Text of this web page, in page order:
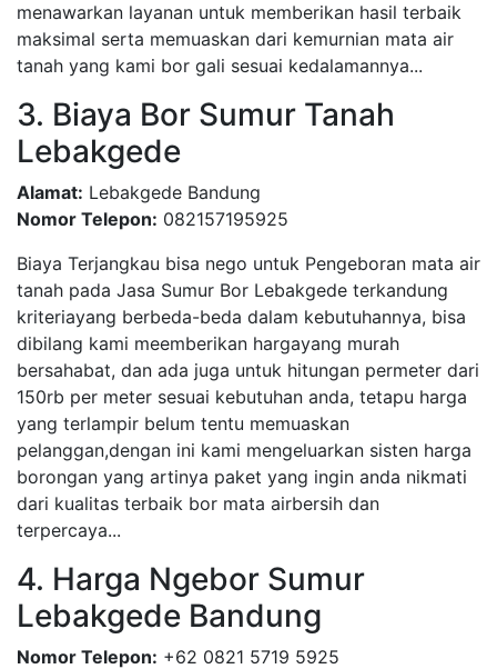
menawarkan layanan untuk memberikan hasil terbaik
maksimal serta memuaskan dari kemurnian mata air
tanah yang kami bor gali sesuai kedalamannya...
3. Biaya Bor Sumur Tanah
Lebakgede
Alamat: Lebakgede Bandung
Nomor Telepon: 082157195925
Biaya Terjangkau bisa nego untuk Pengeboran mata air
tanah pada Jasa Sumur Bor Lebakgede terkandung
kriteriayang berbeda-beda dalam kebutuhannya, bisa
dibilang kami meemberikan hargayang murah
bersahabat, dan ada juga untuk hitungan permeter dari
150rb per meter sesuai kebutuhan anda, tetapu harga
yang terlampir belum tentu memuaskan
pelanggan,dengan ini kami mengeluarkan sisten harga
borongan yang artinya paket yang ingin anda nikmati
dari kualitas terbaik bor mata airbersih dan
terpercaya...
4. Harga Ngebor Sumur
Lebakgede Bandung
Nomor Telepon: +62 0821 5719 5925